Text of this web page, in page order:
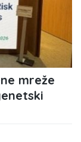
mreže